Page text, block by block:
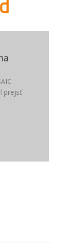
prejsť